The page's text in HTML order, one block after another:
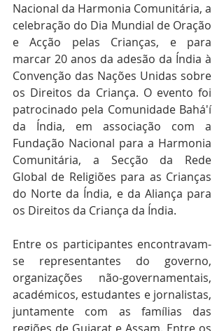
Nacional da Harmonia Comunitária, a
celebração do Dia Mundial de Oração
e Acção pelas Crianças, e para
marcar 20 anos da adesão da Índia à
Convenção das Nações Unidas sobre
os Direitos da Criança. O evento foi
patrocinado pela Comunidade Bahá'í
da Índia, em associação com a
Fundação Nacional para a Harmonia
Comunitária, a Secção da Rede
Global de Religiões para as Crianças
do Norte da Índia, e da Aliança para
os Direitos da Criança da Índia.
Entre os participantes encontravam-
se representantes do governo,
organizações não-governamentais,
académicos, estudantes e jornalistas,
juntamente com as famílias das